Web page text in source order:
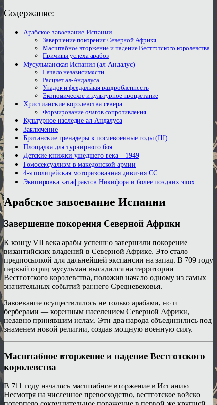
Содержание:
Арабское завоевание Испании
Завершение покорения Северной Африки
Масштабное вторжение и падение Вестготского королевства
Причины успеха арабов
Мусульманская Испания (ал-Андалус)
Начало независимости
Расцвет ал-Андалуса
Упадок и феодальная раздробленность
Экономическое и культурное процветание
Христианские королевства севера
Формирование очагов сопротивления
Культурное наследие ал-Андалуса
Заключение
Британские гренадеры в послевоенные годы (III)
Площадка для турнирного боя
Детские книжки ушедшего века – 1949
Гомосексуализм в македонской армии
4-я полицейская моторизованная дивизия СС
Экипировка катафрактов Никифора и более поздних эпох
Арабское завоевание Испании
Завершение покорения Северной Африки
К концу VII века арабы успешно завершили покорение
византийских владений в Северной Африке. Это стало
предпосылкой для дальнейшей экспансии на запад. В 709 году
первый отряд мусульман высадился на территории
Вестготского королевства, положив начало одному из самых
значительных событий раннего Средневековья.
Завоевание осуществлялось не только арабами, но и
берберами — коренным населением Северной Африки,
недавно принявшим ислам. Эти два народа объединились под
знаменем новой религии, создав мощную военную силу.
Масштабное вторжение и падение Вестготского
королевства
В 711 году началось масштабное вторжение в Испанию.
Несмотря на численное превосходство, вестготское войско